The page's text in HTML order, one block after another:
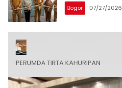
Bogor 07/27/2026
PERUMDA TIRTA KAHURIPAN